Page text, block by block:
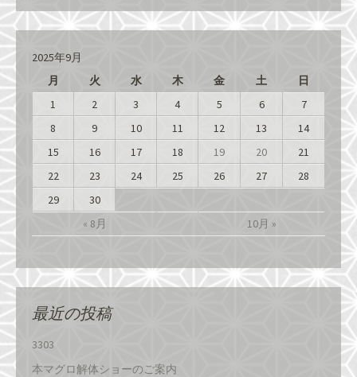
2025年9月
月
火 水 木 金 土 日
« 8月 10月 »
1 2 3 4 5 6
7
8
9 10 11 12 13
14
15
16 17 18 19 20
21
22
23 24 25 26 27
28
29
30
最近の投稿
3303
本マグロ解体ショーのご案内